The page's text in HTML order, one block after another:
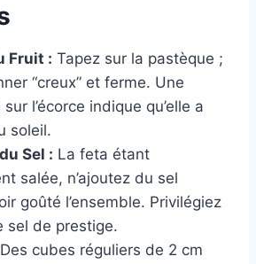
Fruit : Tapez sur la pastèque ;
“creux” et ferme. Une
l’écorce indique qu’elle a
soleil.
Sel : La feta étant
salée, n’ajoutez du sel
goûté l’ensemble. Privilégiez
sel de prestige.
Des cubes réguliers de 2 cm